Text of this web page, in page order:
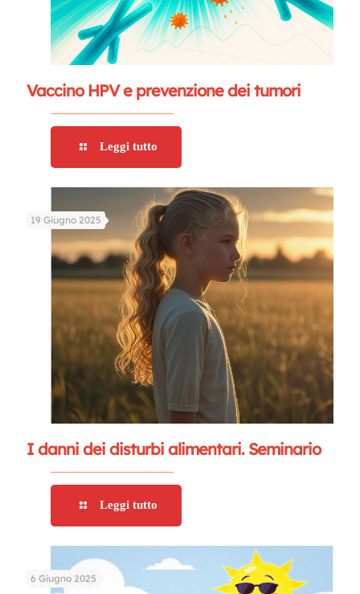
Vaccino HPV e prevenzione dei tumori
Leggi tutto
19 Giugno 2025
I danni dei disturbi alimentari. Seminario
Leggi tutto
6 Giugno 2025